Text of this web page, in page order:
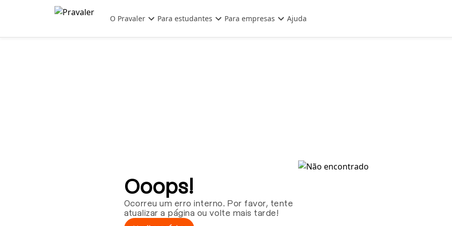
Pular para o conteúdo principal
O Pravaler Para estudantes Para empresas Ajuda
Ooops!
Ocorreu um erro interno. Por favor, tente
atualizar a página ou volte mais tarde!